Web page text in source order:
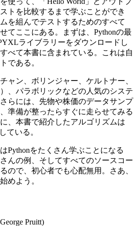
トを比較するまで学ぶことができ
を組んでテストするためのすべて
てここにある。まずは、Pythonの最
ライブラリーをダウンロードし
べて本書に含まれている。これは自
である。
ャン、ボリンジャー、ケルトナー、
、パラボリックなどの人気のシステ
らには、先物や株価のデータサンプ
準備が整ったらすぐに走らせてみる
、本書で紹介したアルゴリズムは
ている。
Pythonをたくさん学ぶことになる
んの例、そしてすべてのソースコー
ので、初心者でも心配無用。さあ、
めよう。
Pruitt)